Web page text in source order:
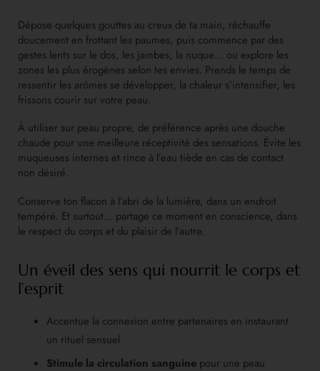
Dépose quelques gouttes au creux de ta main, réchauffe
doucement en frottant les paumes, puis commence par des
gestes lents sur le dos, les jambes, la nuque… ou explore les
zones les plus érogènes selon tes envies. Prends le temps de
ressentir les arômes se développer, la chaleur s’intensifier, les
frissons courir sur votre peau.
À utiliser sur peau propre, de préférence après une douche
chaude pour une meilleure réceptivité des sensations. Évite les
muqueuses internes et rince à l’eau tiède en cas de contact
non désiré.
Conserve ton flacon à l’abri de la lumière, dans un endroit
tempéré. Et surtout… partage ce moment en conscience, dans
le respect du corps et du plaisir de l’autre.
Un éveil des sens qui nourrit le corps et
l’esprit
Accentue la connexion entre partenaires en instaurant
un rituel sensuel
Stimule la circulation sanguine pour une peau